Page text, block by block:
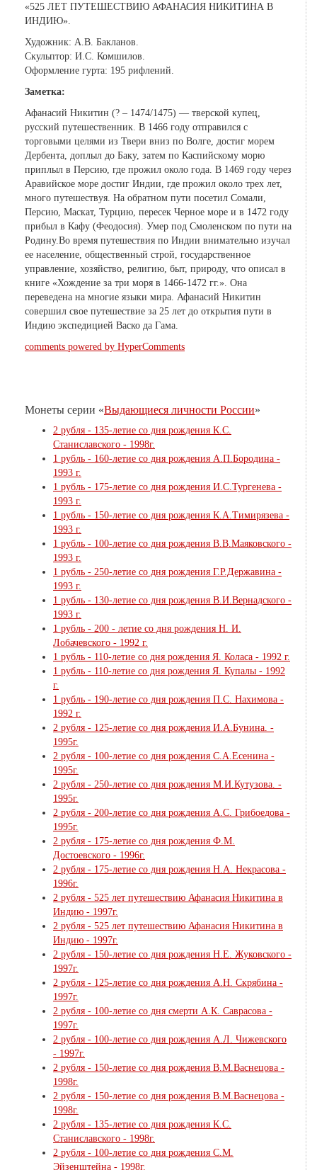
«525 ЛЕТ ПУТЕШЕСТВИЮ АФАНАСИЯ НИКИТИНА В
ИНДИЮ».
Художник: А.В. Бакланов.
Скульптор: И.С. Комшилов.
Оформление гурта: 195 рифлений.
Заметка:
Афанасий Никитин (? – 1474/1475) — тверской купец,
русский путешественник. В 1466 году отправился с
торговыми целями из Твери вниз по Волге, достиг морем
Дербента, доплыл до Баку, затем по Каспийскому морю
приплыл в Персию, где прожил около года. В 1469 году через
Аравийское море достиг Индии, где прожил около трех лет,
много путешествуя. На обратном пути посетил Сомали,
Персию, Маскат, Турцию, пересек Черное море и в 1472 году
прибыл в Кафу (Феодосия). Умер под Смоленском по пути на
Родину.Во время путешествия по Индии внимательно изучал
ее население, общественный строй, государственное
управление, хозяйство, религию, быт, природу, что описал в
книге «Хождение за три моря в 1466-1472 гг.». Она
переведена на многие языки мира. Афанасий Никитин
совершил свое путешествие за 25 лет до открытия пути в
Индию экспедицией Васко да Гама.
comments powered by HyperComments
Монеты серии «Выдающиеся личности России»
2 рубля - 135-летие со дня рождения К.С.
Станиславского - 1998г.
1 рубль - 160-летие со дня рождения А.П.Бородина -
1993 г.
1 рубль - 175-летие со дня рождения И.С.Тургенева -
1993 г.
1 рубль - 150-летие со дня рождения К.А.Тимирязева -
1993 г.
1 рубль - 100-летие со дня рождения В.В.Маяковского -
1993 г.
1 рубль - 250-летие со дня рождения Г.Р.Державина -
1993 г.
1 рубль - 130-летие со дня рождения В.И.Вернадского -
1993 г.
1 рубль - 200 - летие со дня рождения Н. И.
Лобачевского - 1992 г.
1 рубль - 110-летие со дня рождения Я. Коласа - 1992 г.
1 рубль - 110-летие со дня рождения Я. Купалы - 1992
г.
1 рубль - 190-летие со дня рождения П.С. Нахимова -
1992 г.
2 рубля - 125-летие со дня рождения И.А.Бунина. -
1995г.
2 рубля - 100-летие со дня рождения С.А.Есенина -
1995г.
2 рубля - 250-летие со дня рождения М.И.Кутузова. -
1995г.
2 рубля - 200-летие со дня рождения А.С. Грибоедова -
1995г.
2 рубля - 175-летие со дня рождения Ф.М.
Достоевского - 1996г.
2 рубля - 175-летие со дня рождения Н.А. Некрасова -
1996г.
2 рубля - 525 лет путешествию Афанасия Никитина в
Индию - 1997г.
2 рубля - 525 лет путешествию Афанасия Никитина в
Индию - 1997г.
2 рубля - 150-летие со дня рождения Н.Е. Жуковского -
1997г.
2 рубля - 125-летие со дня рождения А.Н. Скрябина -
1997г.
2 рубля - 100-летие со дня смерти А.К. Саврасова -
1997г.
2 рубля - 100-летие со дня рождения А.Л. Чижевского
- 1997г.
2 рубля - 150-летие со дня рождения В.М.Васнецова -
1998г.
2 рубля - 150-летие со дня рождения В.М.Васнецова -
1998г.
2 рубля - 135-летие со дня рождения К.С.
Станиславского - 1998г.
2 рубля - 100-летие со дня рождения С.М.
Эйзенштейна - 1998г.